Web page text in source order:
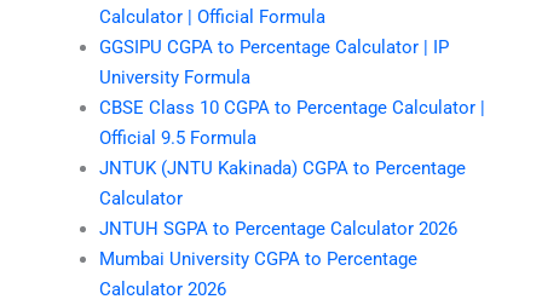
Calculator | Official Formula
GGSIPU CGPA to Percentage Calculator | IP
University Formula
CBSE Class 10 CGPA to Percentage Calculator |
Official 9.5 Formula
JNTUK (JNTU Kakinada) CGPA to Percentage
Calculator
JNTUH SGPA to Percentage Calculator 2026
Mumbai University CGPA to Percentage
Calculator 2026